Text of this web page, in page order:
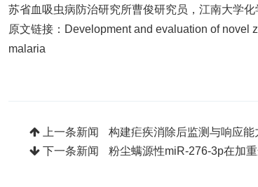
苏省血吸虫病防治研究所曹俊研究员，江南大学
原文链接： Development and evaluation of novel
malaria
上一条新闻
构建疟疾消除后监测与响应
下一条新闻
粉尘螨源性miR-276-3p在加